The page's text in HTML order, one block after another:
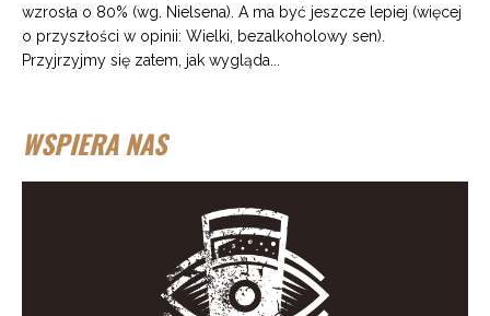
wzrosła o 80% (wg. Nielsena). A ma być jeszcze lepiej (więcej
o przyszłości w opinii: Wielki, bezalkoholowy sen).
Przyjrzyjmy się zatem, jak wygląda...
WSPIERA NAS